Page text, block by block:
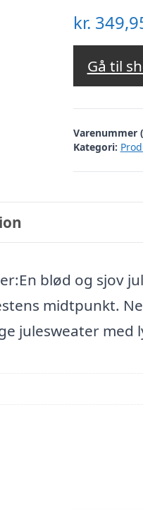
kr.
Gå til
Varenummer
Kategori:
blød og sjov
midtpunkt.
julesweater med